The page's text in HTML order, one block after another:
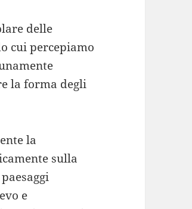
delle
cui percepiamo
la forma degli
la
sulla
e